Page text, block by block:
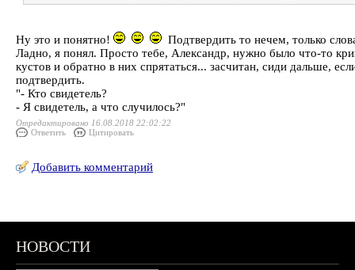
Ну это и понятно!
Подтвердить то нечем, только
Ладно, я понял. Просто тебе, Александр, нужно было что-то
кустов и обратно в них спрятаться... засчитан, сиди дальше,
подтвердить.
"- Кто свидетель?
- Я свидетель, а что случилось?"
Отредактировано 16.08.2018 22:02:22
Ответить
Цитировать
Добавить комментарий
НОВОСТИ